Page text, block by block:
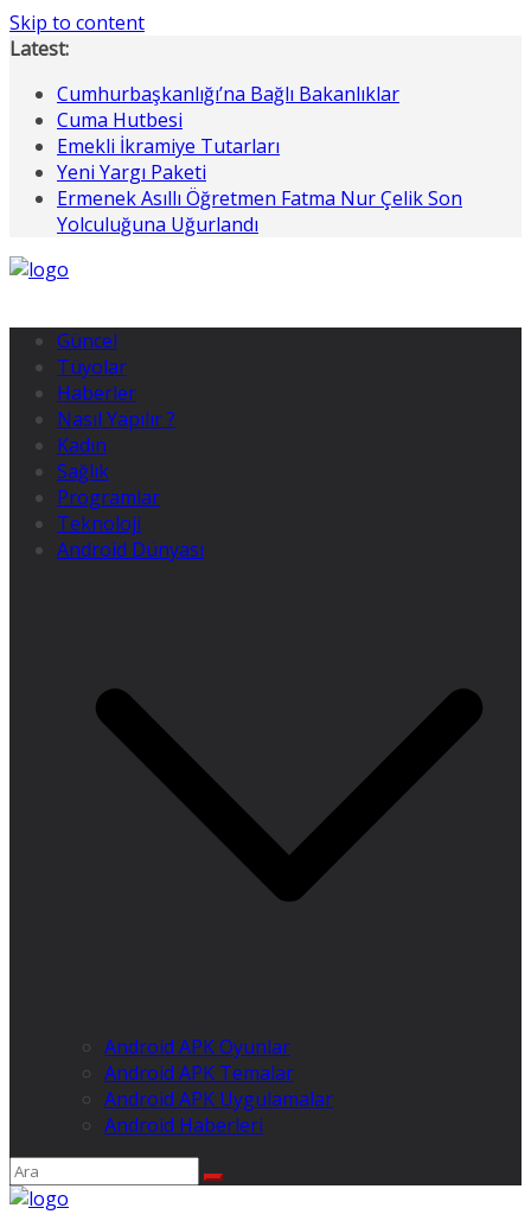
Skip to content
Latest:
Cumhurbaşkanlığı’na Bağlı Bakanlıklar
Cuma Hutbesi
Emekli İkramiye Tutarları
Yeni Yargı Paketi
Ermenek Asıllı Öğretmen Fatma Nur Çelik Son
Yolculuğuna Uğurlandı
Güncel
Tüyolar
Haberler
Nasıl Yapılır ?
Kadın
Sağlık
Programlar
Teknoloji
Android Dünyası
Android APK Oyunlar
Android APK Temalar
Android APK Uygulamalar
Android Haberleri